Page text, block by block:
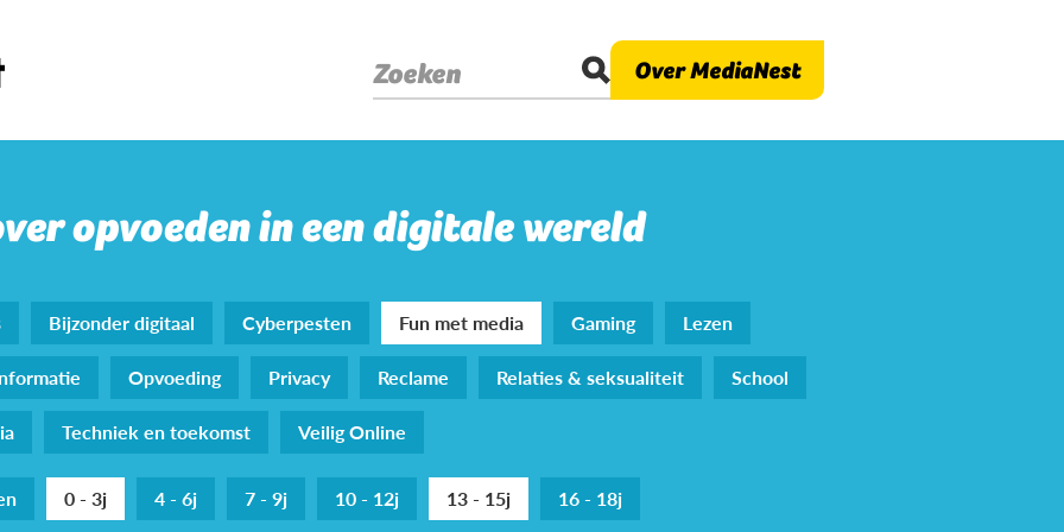
Zoeken Over MediaNest
opvoeden in een digitale wereld
Bijzonder digitaal Cyberpesten Fun met media Gaming
Lezen
Opvoeding Privacy Reclame Relaties & seksualiteit
School
Techniek en toekomst Veilig Online
0 - 3j 4 - 6j 7 - 9j 10 - 12j 13 - 15j 16 - 18j